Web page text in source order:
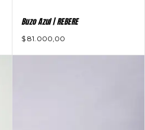
Buzo Azul | REBERE
$ 81.000,00